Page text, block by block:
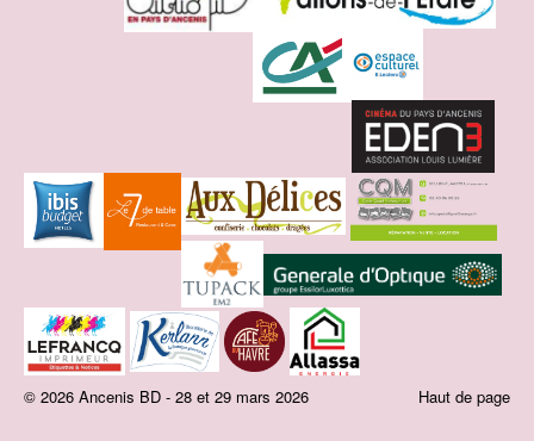
Haut de page
© 2026 Ancenis BD - 28 et 29 mars 2026